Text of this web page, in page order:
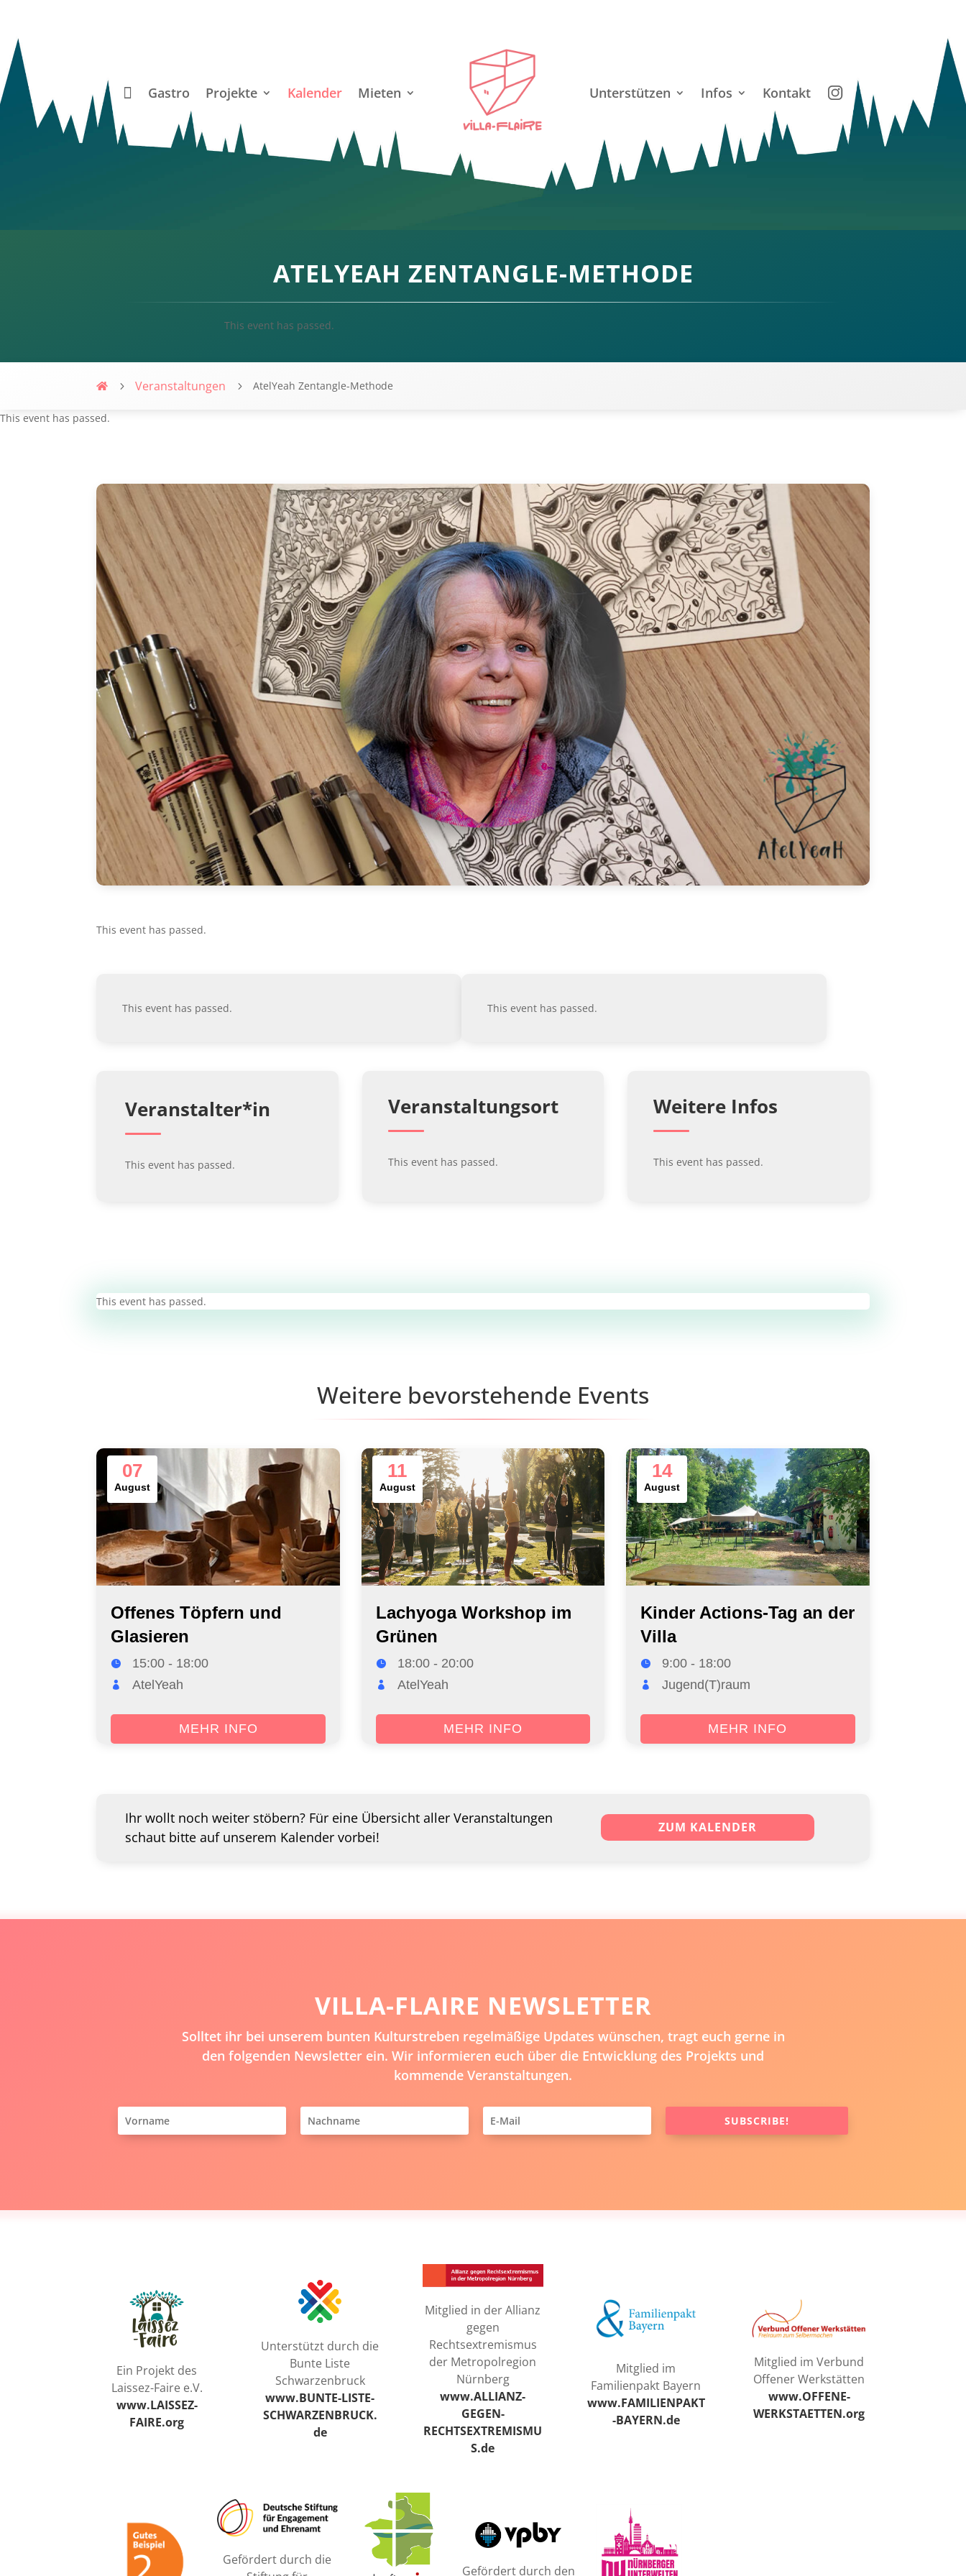
Gastro Projekte Kalender Mieten Unterstützen Infos Kontakt
ATELYEAH ZENTANGLE-METHODE
This event has passed.
Villa-Flaire
Veranstaltungen AtelYeah Zentangle-Methode
This event has passed.
This event has passed.
This event has passed. This event has passed.
Veranstalter*in
This event has passed.
Veranstaltungsort
This event has passed.
Weitere Infos
This event has passed.
This event has passed.
Weitere bevorstehende Events
07
August
Offenes Töpfern und
Glasieren
15:00 - 18:00
AtelYeah
MEHR INFO
11
August
Lachyoga Workshop im
Grünen
18:00 - 20:00
AtelYeah
MEHR INFO
14
August
Kinder Actions-Tag an der
Villa
9:00 - 18:00
Jugend(T)raum
MEHR INFO
Ihr wollt noch weiter stöbern? Für eine Übersicht aller Veranstaltungen
schaut bitte auf unserem Kalender vorbei!
ZUM KALENDER
VILLA-FLAIRE NEWSLETTER
Solltet ihr bei unserem bunten Kulturstreben regelmäßige Updates wünschen, tragt euch gerne in
den folgenden Newsletter ein. Wir informieren euch über die Entwicklung des Projekts und
kommende Veranstaltungen.
SUBSCRIBE!
Ein Projekt des
Laissez-Faire e.V.
www.LAISSEZ-
FAIRE.org
Unterstützt durch die
Bunte Liste
Schwarzenbruck
www.BUNTE-LISTE-
SCHWARZENBRUCK.
de
Mitglied in der Allianz
gegen
Rechtsextremismus
der Metropolregion
Nürnberg
www.ALLIANZ-
GEGEN-
RECHTSEXTREMISMU
S.de
Mitglied im
Familienpakt Bayern
www.FAMILIENPAKT
-BAYERN.de
Mitglied im Verbund
Offener Werkstätten
www.OFFENE-
WERKSTAETTEN.org
Gefördert durch die
Gefördert durch den